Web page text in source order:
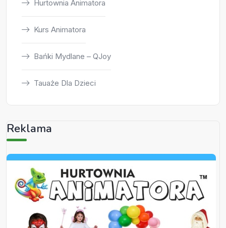
Hurtownia Animatora
Kurs Animatora
Bańki Mydlane – QJoy
Tauaże Dla Dzieci
Reklama